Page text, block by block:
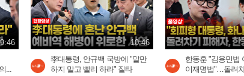
9:46
...
10:46
李대통령, 안규백 국방에 "말만
하지 말고 빨리 하라" 질타
한동훈 "김용민법
이재명법"…돌려